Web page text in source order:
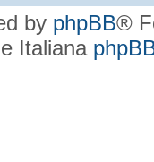
by phpBB®
Italiana